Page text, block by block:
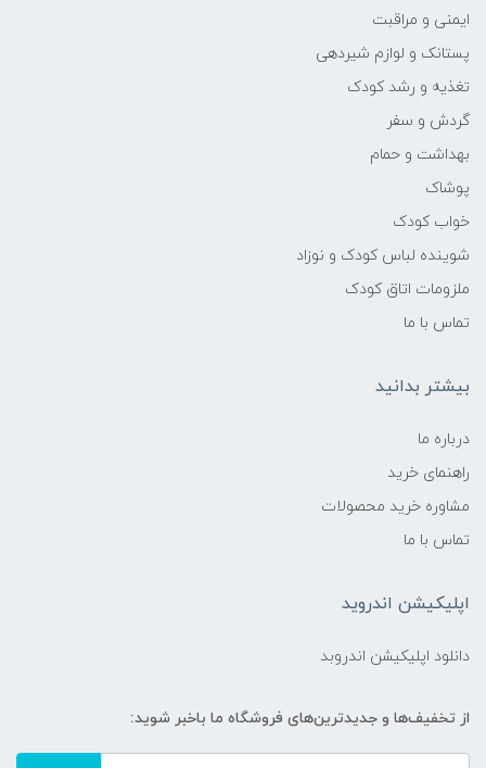
ایمنی و مراقبت
پستانک و لوازم شیردهی
تغذیه و رشد کودک
گردش و سفر
بهداشت و حمام
پوشاک
خواب کودک
شوینده لباس کودک و نوزاد
ملزومات اتاق کودک
تماس با ما
بیشتر بدانید
درباره ما
راهنمای خرید
مشاوره خرید محصولات
تماس با ما
اپلیکیشن اندروید
دانلود اپلیکیشن اندروبد
از تخفیف‌ها و جدیدترین‌های فروشگاه ما باخبر شوید: